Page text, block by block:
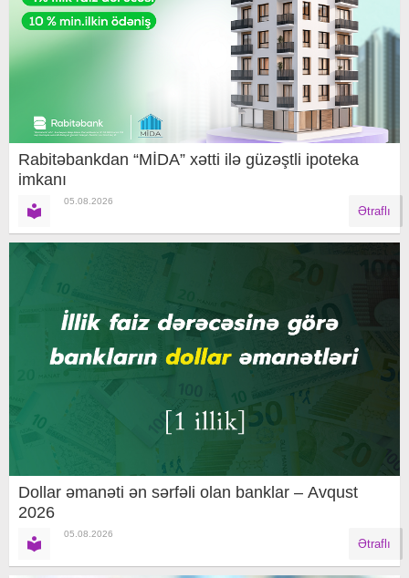
Rabitəbankdan “MİDA” xətti ilə güzəştli ipoteka
imkanı
05.08.2026
Ətraflı
Dollar əmanəti ən sərfəli olan banklar – Avqust
2026
05.08.2026
Ətraflı